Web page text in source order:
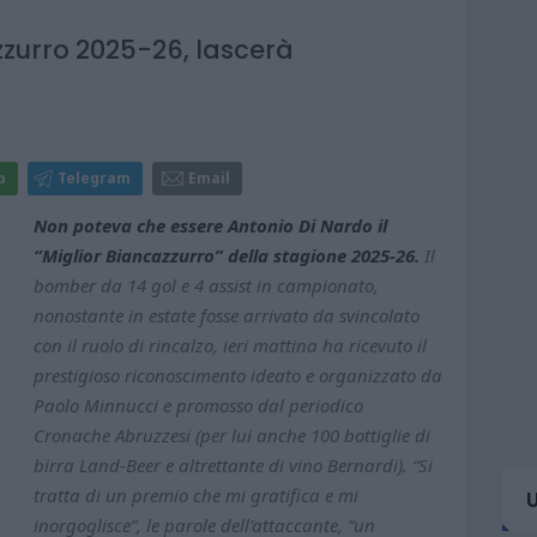
2025-26, lascerà
Telegram Email
Non poteva che essere Antonio Di Nardo il
“Miglior Biancazzurro” della stagione 2025-26. Il
bomber da 14 gol e 4 assist in campionato,
nonostante in estate fosse arrivato da svincolato
con il ruolo di rincalzo, ieri mattina ha ricevuto il
prestigioso riconoscimento ideato e organizzato da
Paolo Minnucci e promosso dal periodico
Cronache Abruzzesi (per lui anche 100 bottiglie di
birra Land-Beer e altrettante di vino Bernardi). “Si
tratta di un premio che mi gratifica e mi
inorgoglisce”, le parole dell'attaccante, “un